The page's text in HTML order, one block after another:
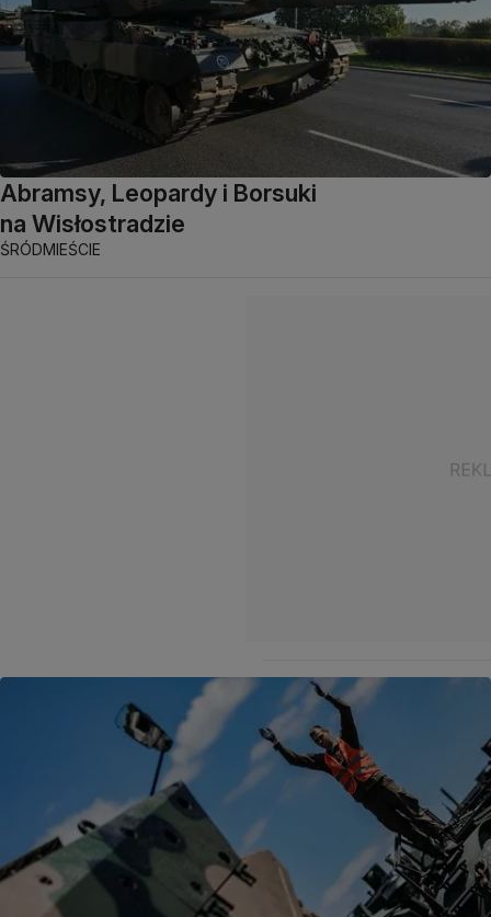
Abramsy, Leopardy i Borsuki
na Wisłostradzie
ŚRÓDMIEŚCIE